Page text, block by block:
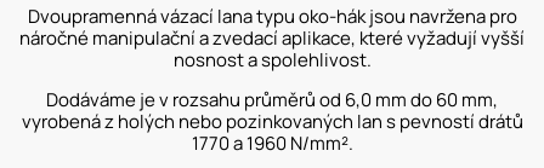
Dvoupramenná vázací lana typu oko-hák jsou navržena pro
náročné manipulační a zvedací aplikace, které vyžadují vyšší
nosnost a spolehlivost.
Dodáváme je v rozsahu průměrů od 6,0 mm do 60 mm,
vyrobená z holých nebo pozinkovaných lan s pevností drátů
1770 a 1960 N/mm².